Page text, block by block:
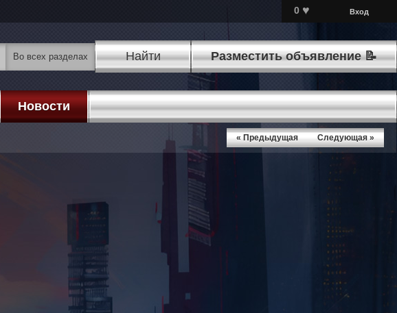
0 ♥ Вход
Найти Разместить объявление 📝
Новости
« Предыдущая Следующая »